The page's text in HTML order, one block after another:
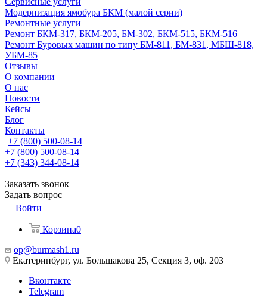
Модернизация ямобура БКМ (малой серии)
Ремонтные услуги
Ремонт БКМ-317, БКМ-205, БМ-302, БКМ-515, БКМ-516
Ремонт Буровых машин по типу БМ-811, БМ-831, МБШ-818,
УБМ-85
Отзывы
О компании
О нас
Новости
Кейсы
Блог
Контакты
+7 (800) 500-08-14
+7 (800) 500-08-14
+7 (343) 344-08-14
Заказать звонок
Задать вопрос
Войти
Корзина0
op@burmash1.ru
Екатеринбург, ул. Большакова 25, Секция 3, оф. 203
Вконтакте
Telegram